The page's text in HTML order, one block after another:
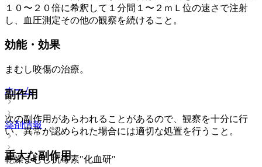
１０〜２０倍に希釈して１分間１〜２ｍＬ位の速さで注射
し、血圧測定その他の観察を続けること。
効能・効果
まむし咬傷の治療。
副作用
次の副作用があらわれることがあるので、観察を十分に行
い、異常が認められた場合には適切な処置を行うこと。
重大な副作用
ホーム
薬剤情報
乾燥まむし抗毒素″化血研″